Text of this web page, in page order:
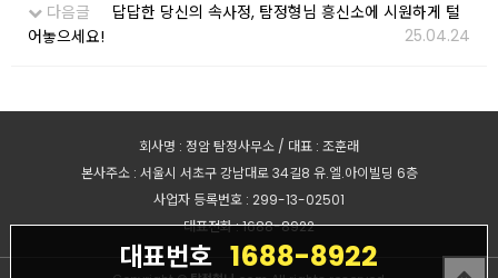
다음글
답답한 당신의 속사정, 탐정형님 흥신소에 시원하게 털
어놓으세요!
25.04.24
대표번호 1688-8922
회사명 : 정암 탐정사무소 / 대표 : 조훈래
본사주소 : 서울시 서초구 강남대로 34길8 유.엘.아이빌딩 6층
사업자 등록번호 : 299-13-02501
대표전화 : 1688-8922